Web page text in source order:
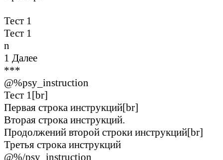
Тест 1
Тест 1
n
1 Далее
***
@%psy_instruction
Тест 1[br]
Первая строка инструкций[br]
Вторая строка инструкций.
Продолжений второй строки инструкций[br]
Третья строка инструкций
@%/psy_instruction